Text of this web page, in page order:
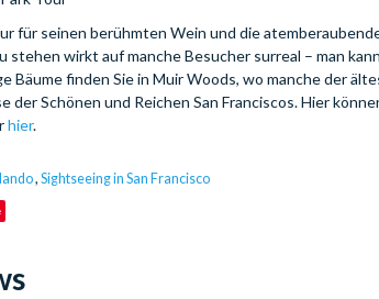
für seinen berühmten Wein und die
stehen wirkt auf manche Besucher surreal – man
Bäume finden Sie in Muir Woods, wo manche der
der Schönen und Reichen San Franciscos. Hier
hier.
, Sightseeing in San Francisco